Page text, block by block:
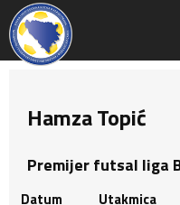
Hamza Topić
Premijer futsal liga
Datum Utakmica